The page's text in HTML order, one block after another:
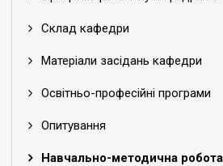
Склад кафедри
Матеріали засідань кафедри
Освітньо-професійні програми
Опитування
Навчально-методична робота